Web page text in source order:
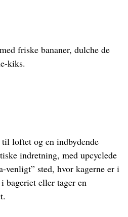
friske bananer, dulche de
kiks.
loftet og en indbydende
indretning, med upcyclede
venligt” sted, hvor kagerne er i
bageriet eller tager en